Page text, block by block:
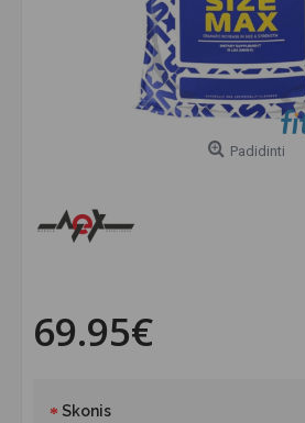
Padidinti
69.95€
Skonis